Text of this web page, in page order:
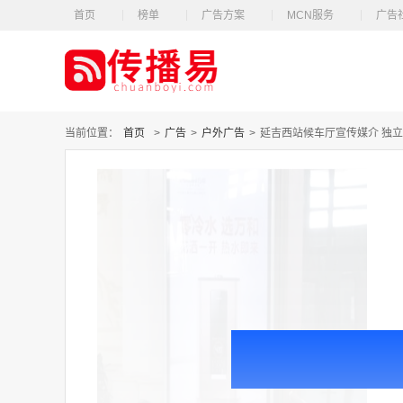
首页 榜单 广告方案 MCN服务 广告
当前位置： 首页 > 广告 > 户外广告 > 延吉西站候车厅宣传媒介 独